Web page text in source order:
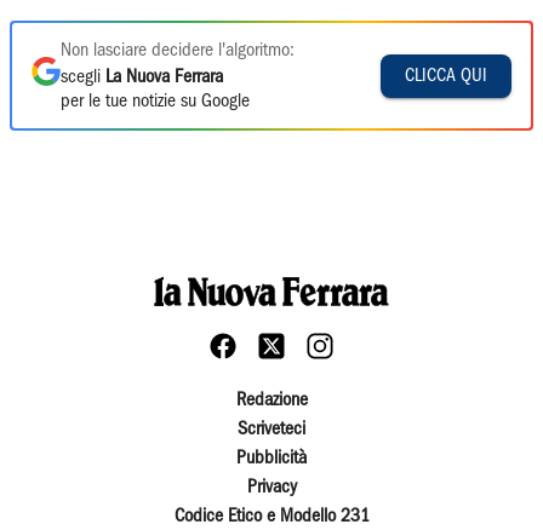
Non lasciare decidere l'algoritmo:
scegli La Nuova Ferrara
per le tue notizie su Google
CLICCA QUI
Redazione
Scriveteci
Pubblicità
Privacy
Codice Etico e Modello 231